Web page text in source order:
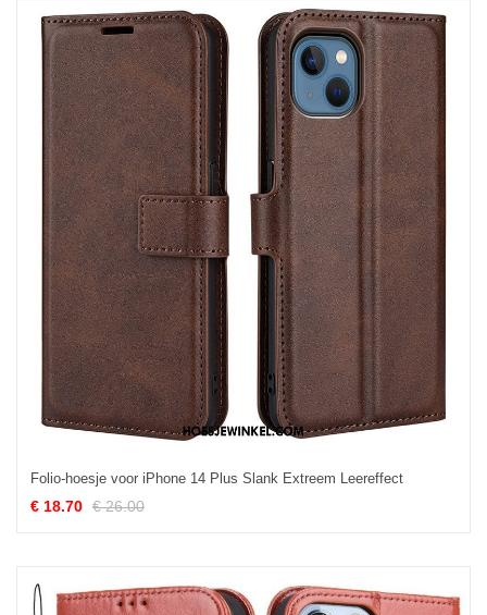
Folio-hoesje voor iPhone 14 Plus Slank Extreem Leereffect
€ 18.70 € 26.00